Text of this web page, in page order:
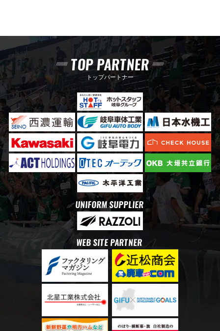
TOP PARTNER
トップパートナー
UNIFORM SUPPLIER
WEB SITE PARTNER